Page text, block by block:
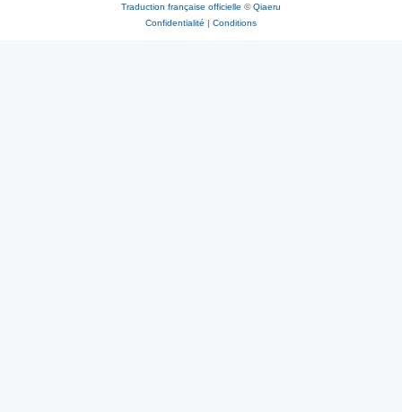
Traduction française officielle ©Qiaeru
Confidentialité | Conditions